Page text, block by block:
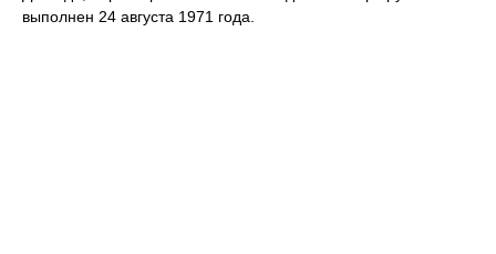
выполнен 24 августа 1971 года.